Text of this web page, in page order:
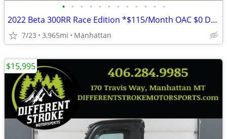
• • • • • • • • • • • •
2022 Beta 300RR Race Edition *$115/Month OAC $0 Down*
7/23 3,965mi Manhattan
$15,995